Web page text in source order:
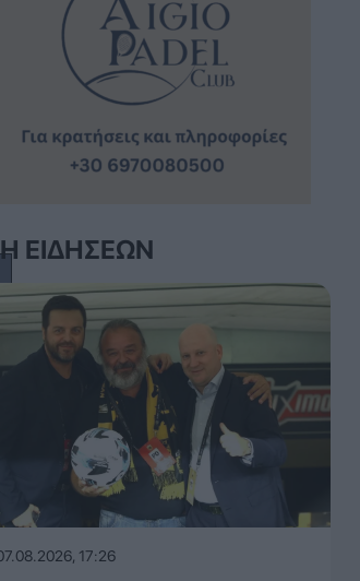
ΕΙΔΉΣΕΩΝ
17:26